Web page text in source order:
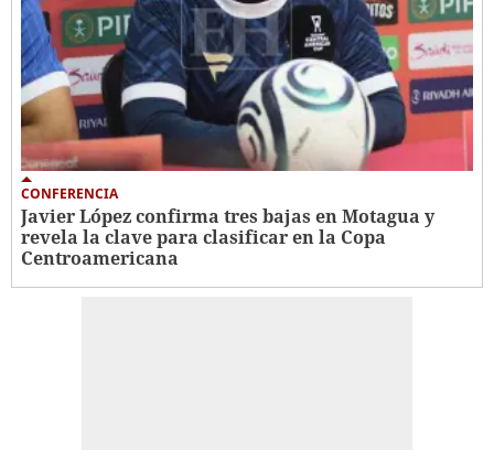
CONFERENCIA
Javier López confirma tres bajas en Motagua y
revela la clave para clasificar en la Copa
Centroamericana